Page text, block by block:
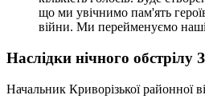
що ми увічнимо пам'ять
війни. Ми перейменуємо наші
Наслідки нічного обстрілу
Начальник Криворізької районної